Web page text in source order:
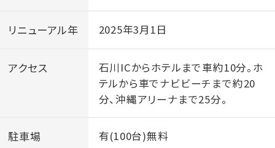
リニューアル年 2025年3月1日
アクセス
石川ICからホテルまで車約10分。ホ
テルから車でナビビーチまで約20
分、沖縄アリーナまで25分。
駐車場 有(100台)無料